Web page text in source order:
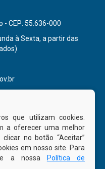
- CEP: 55.636-000
à Sexta, a partir das
que utilizam cookies.
a oferecer uma melhor
no botão “Aceitar”
em nosso site. Para
a nossa
Política de